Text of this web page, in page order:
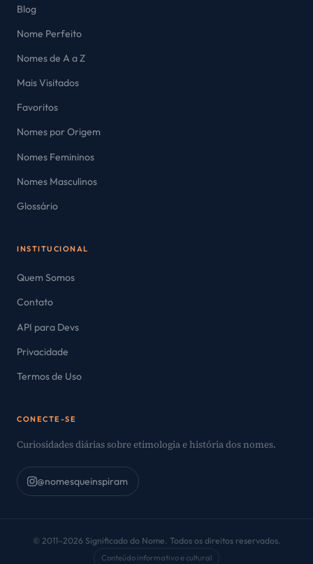
Blog
Nome Perfeito
Nomes de A a Z
Mais Visitados
Favoritos
Nomes por Origem
Nomes Femininos
Nomes Masculinos
Glossário
INSTITUCIONAL
Quem Somos
Contato
API para Devs
Privacidade
Termos de Uso
CONECTE-SE
Curiosidades diárias sobre etimologia e história dos nomes.
@nomesqueinspiram
© 2011–2026 Significado do Nome. Todos os direitos reservados.
Conteúdo informativo e cultural